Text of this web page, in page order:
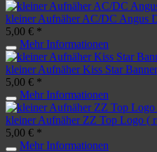
kleiner Aufnäher AC/DC Angus
5,00 € *
Mehr Informationen
kleiner Aufnäher Kiss Star
5,00 € *
Mehr Informationen
kleiner Aufnäher ZZ Top Logo (
5,00 € *
Mehr Informationen